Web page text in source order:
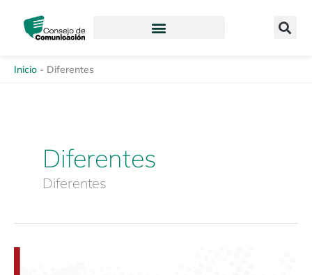
contenido
Inicio - Diferentes
Diferentes
Diferentes